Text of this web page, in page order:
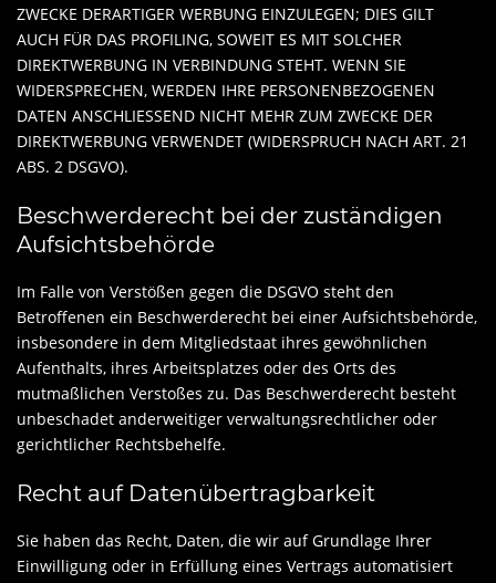
ZWECKE DERARTIGER WERBUNG EINZULEGEN; DIES GILT
AUCH FÜR DAS PROFILING, SOWEIT ES MIT SOLCHER
DIREKTWERBUNG IN VERBINDUNG STEHT. WENN SIE
WIDERSPRECHEN, WERDEN IHRE PERSONENBEZOGENEN
DATEN ANSCHLIESSEND NICHT MEHR ZUM ZWECKE DER
DIREKTWERBUNG VERWENDET (WIDERSPRUCH NACH ART. 21
ABS. 2 DSGVO).
Beschwerde­recht bei der zuständigen
Aufsichts­behörde
Im Falle von Verstößen gegen die DSGVO steht den
Betroffenen ein Beschwerderecht bei einer Aufsichtsbehörde,
insbesondere in dem Mitgliedstaat ihres gewöhnlichen
Aufenthalts, ihres Arbeitsplatzes oder des Orts des
mutmaßlichen Verstoßes zu. Das Beschwerderecht besteht
unbeschadet anderweitiger verwaltungsrechtlicher oder
gerichtlicher Rechtsbehelfe.
Recht auf Daten­übertrag­barkeit
Sie haben das Recht, Daten, die wir auf Grundlage Ihrer
Einwilligung oder in Erfüllung eines Vertrags automatisiert